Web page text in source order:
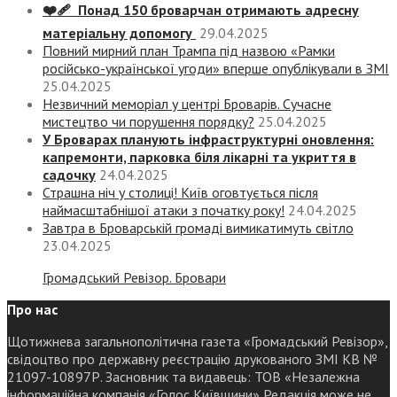
❤️‍🩹 Понад 150 броварчан отримають адресну
матеріальну допомогу 29.04.2025
Повний мирний план Трампа під назвою «‎Рамки
російсько-української угоди» вперше опублікували в ЗМІ
25.04.2025
Незвичний меморіал у центрі Броварів. Сучасне
мистецтво чи порушення порядку? 25.04.2025
У Броварах планують інфраструктурні оновлення:
капремонти, парковка біля лікарні та укриття в
садочку 24.04.2025
Страшна ніч у столиці! Київ оговтується після
наймасштабнішої атаки з початку року! 24.04.2025
Завтра в Броварській громаді вимикатимуть світло
23.04.2025
Громадський Ревізор. Бровари
Про нас
Щотижнева загальнополітична газета «Громадський Ревізор»,
свідоцтво про державну реєстрацію друкованого ЗМІ КВ №
21097-10897Р. Засновник та видавець: ТОВ «Незалежна